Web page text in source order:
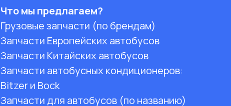
Что мы предлагаем?
Грузовые запчасти (по брендам)
Запчасти Европейских автобусов
Запчасти Китайских автобусов
Запчасти автобусных кондиционеров:
Bitzer и Bock
Запчасти для автобусов (по названию)